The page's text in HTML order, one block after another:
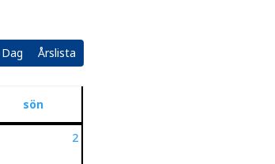
Dag Årslista
sön
2